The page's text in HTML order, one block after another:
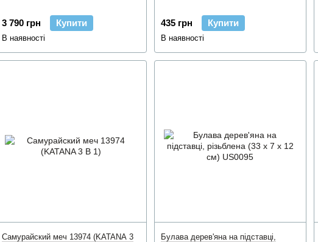
3 790 грн Купити
В наявності
435 грн Купити
В наявності
Самурайский меч 13974 (KATANA 3
Булава дерев'яна на підставці,